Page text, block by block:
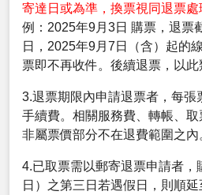
寄達日或為準，換票視同退票處
例：2025年9月3日 購票，退票
日，2025年9月7日（含）起的
票即不再收件。後續退票，以此
3.退票期限內申請退票者，每張
手續費。相關服務費、轉帳、
非屬票價部分不在退費範圍之內
4.已取票需以郵寄退票申請者，
日）之第三日若遇假日，則順